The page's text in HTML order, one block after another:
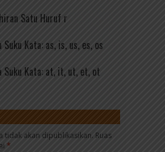
Satu Huruf r
Kata: as, is, us, es, os
Suku Kata: at, it, ut, et, ot
tidak akan dipublikasikan. Ruas
*